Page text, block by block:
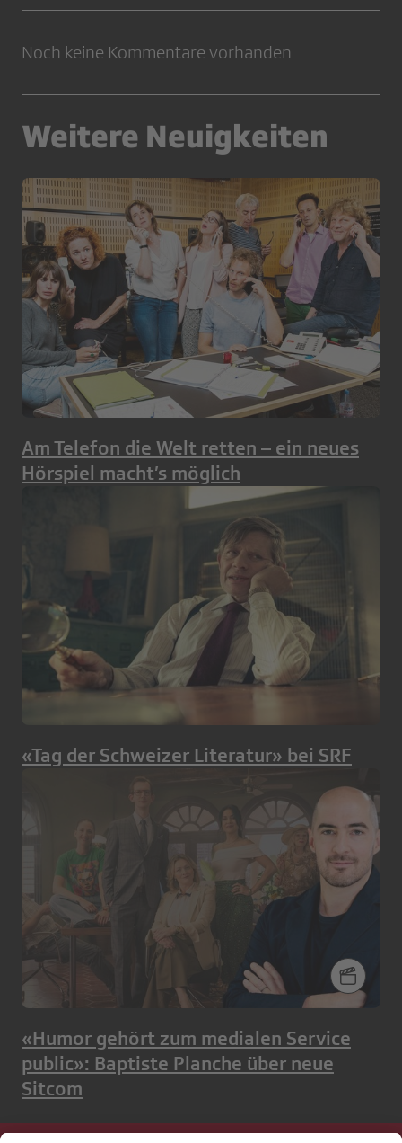
Noch keine Kommentare vorhanden
Weitere Neuigkeiten
Am Telefon die Welt retten – ein neues
Hörspiel macht’s möglich
«Tag der Schweizer Literatur» bei SRF
«Humor gehört zum medialen Service
public»: Baptiste Planche über neue
Sitcom